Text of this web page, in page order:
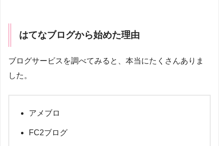
はてなブログから始めた理由
ブログサービスを調べてみると、本当にたくさんありま
した。
アメブロ
FC2ブログ